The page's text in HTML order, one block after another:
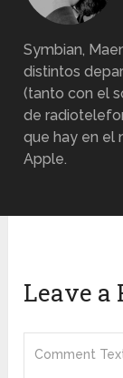
Symbian,
distintos
(tanto con el
de
que hay en el
Apple.
Leave a